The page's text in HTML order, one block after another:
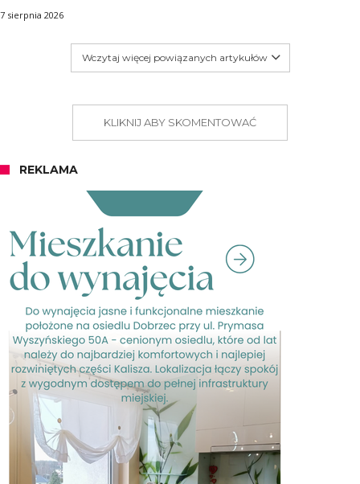
7 sierpnia 2026
Wczytaj więcej powiązanych artykułów
KLIKNIJ ABY SKOMENTOWAĆ
REKLAMA